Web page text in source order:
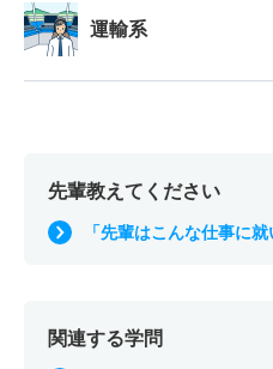
運輸系
先輩教えてください
「先輩はこんな仕事に
関連する学問